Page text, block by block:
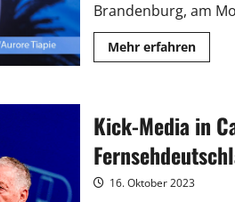
Brandenburg, am
Mehr erfahrenMehr
MIP
Kick-Media in
16. Oktober 2023